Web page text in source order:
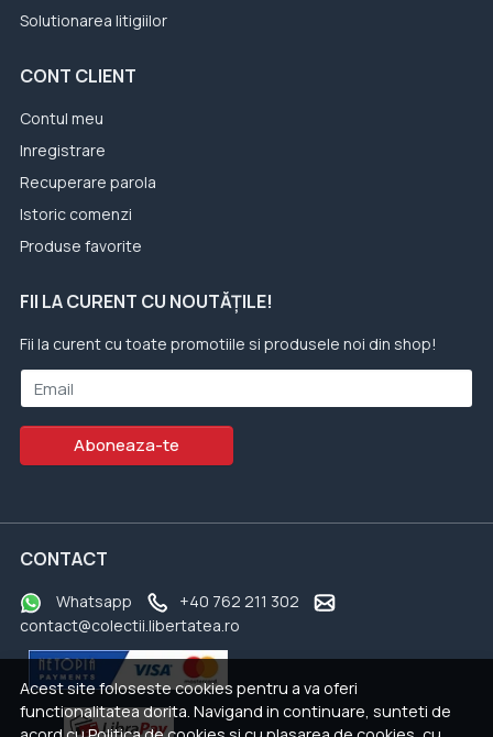
Acest site foloseste cookies pentru a va oferi
functionalitatea dorita. Navigand in continuare, sunteti de
Solutionarea litigiilor
CONT CLIENT
Contul meu
Inregistrare
Recuperare parola
Istoric comenzi
Produse favorite
FII LA CURENT CU NOUTĂȚILE!
Fii la curent cu toate promotiile si produsele noi din shop!
Email
Aboneaza-te
CONTACT
Whatsapp
+40 762 211 302
contact@colectii.libertatea.ro